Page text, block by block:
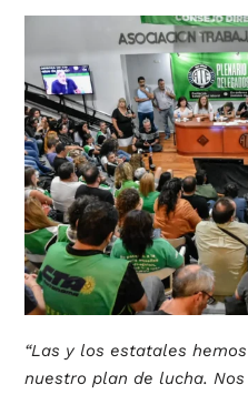
“Las y los estatales
nuestro plan de lucha.